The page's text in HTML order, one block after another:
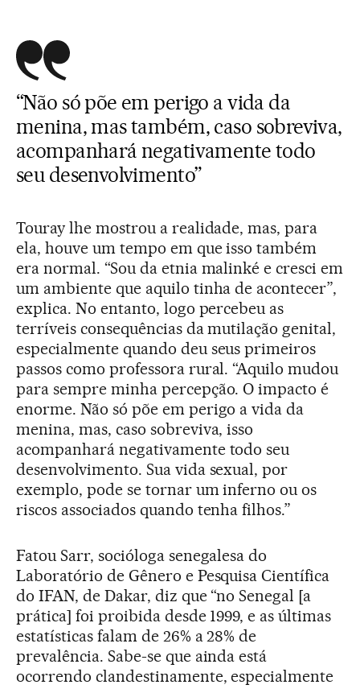
“Não só põe em perigo a vida da
menina, mas também, caso sobreviva,
acompanhará negativamente todo
seu desenvolvimento”
Touray lhe mostrou a realidade, mas, para
ela, houve um tempo em que isso também
era normal. “Sou da etnia malinké e cresci em
um ambiente que aquilo tinha de acontecer”,
explica. No entanto, logo percebeu as
terríveis consequências da mutilação genital,
especialmente quando deu seus primeiros
passos como professora rural. “Aquilo mudou
para sempre minha percepção. O impacto é
enorme. Não só põe em perigo a vida da
menina, mas, caso sobreviva, isso
acompanhará negativamente todo seu
desenvolvimento. Sua vida sexual, por
exemplo, pode se tornar um inferno ou os
riscos associados quando tenha filhos.”
Fatou Sarr, socióloga senegalesa do
Laboratório de Gênero e Pesquisa Científica
do IFAN, de Dakar, diz que “no Senegal [a
prática] foi proibida desde 1999, e as últimas
estatísticas falam de 26% a 28% de
prevalência. Sabe-se que ainda está
ocorrendo clandestinamente, especialmente